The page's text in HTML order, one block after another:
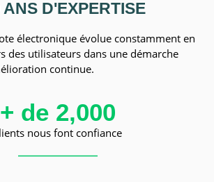
ANS D'EXPERTISE
électronique évolue constamment en
des utilisateurs dans une démarche
continue.
nous font confiance
+ de 2,000